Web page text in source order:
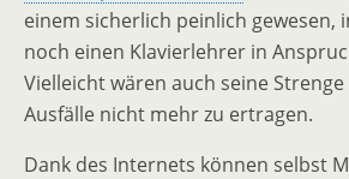
einem sicherlich peinlich gewesen,
noch einen Klavierlehrer in
Vielleicht wären auch seine
Ausfälle nicht mehr zu ertragen.
Dank des Internets können selbst